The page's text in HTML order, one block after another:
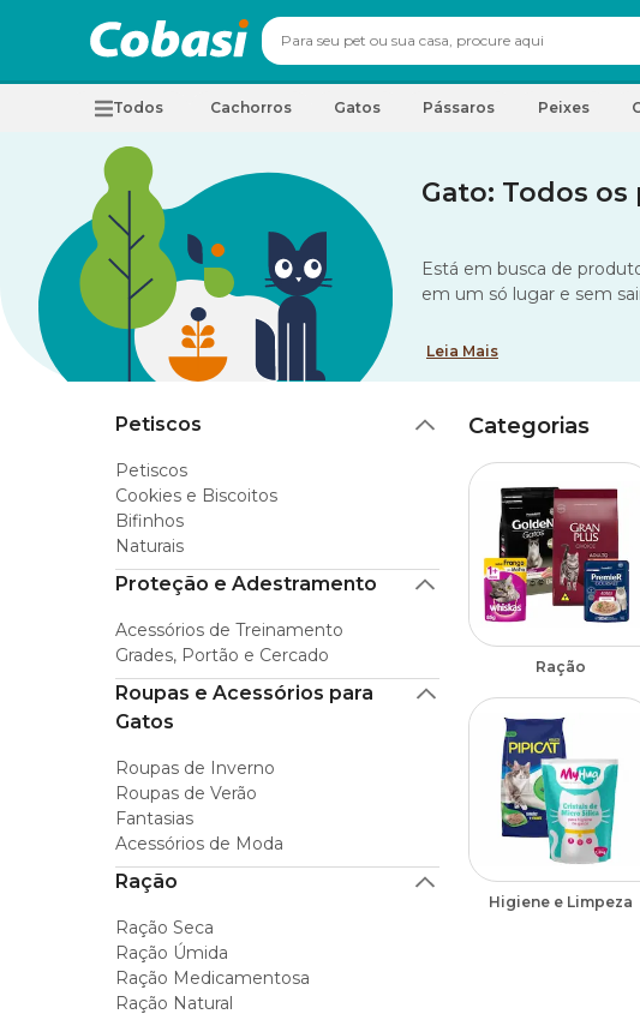
Todos Cachorros Gatos Pássaros Peixes
Gato: Todos
Está em busca de
em um só lugar e sem
Leia Mais
Petiscos
Petiscos
Cookies e Biscoitos
Bifinhos
Naturais
Proteção e Adestramento
Acessórios de Treinamento
Grades, Portão e Cercado
Roupas e Acessórios para
Gatos
Roupas de Inverno
Roupas de Verão
Fantasias
Acessórios de Moda
Ração
Ração Seca
Ração Úmida
Ração Medicamentosa
Ração Natural
Categorias
Ração
Higiene e Limpeza